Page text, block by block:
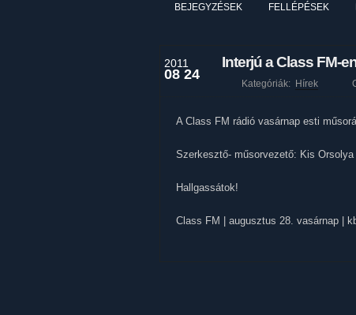
BEJEGYZÉSEK FELLÉPÉSEK
2011
08 24
Interjú a Class FM-
Kategóriák: Hírek
A Class FM rádió vasárnap esti
Szerkesztő- műsorvezető: Kis Orsolya
Hallgassátok!
Class FM | augusztus 28. vasárnap |